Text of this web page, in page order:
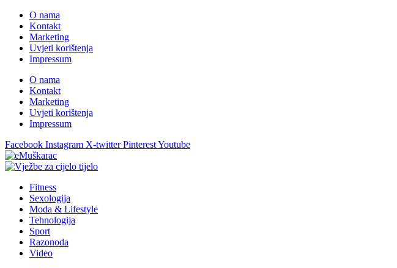
O nama
Kontakt
Marketing
Uvjeti korištenja
Impressum
O nama
Kontakt
Marketing
Uvjeti korištenja
Impressum
Facebook Instagram X-twitter PinterestYoutube
Fitness
Sexologija
Moda & Lifestyle
Tehnologija
Sport
Razonoda
Video